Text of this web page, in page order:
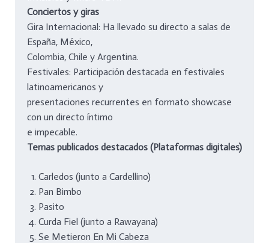
Conciertos y giras
Gira Internacional: Ha llevado su directo a salas de
España, México,
Colombia, Chile y Argentina.
Festivales: Participación destacada en festivales
latinoamericanos y
presentaciones recurrentes en formato showcase
con un directo íntimo
e impecable.
Temas publicados destacados (Plataformas digitales)
Carledos (junto a Cardellino)
Pan Bimbo
Pasito
Curda Fiel (junto a Rawayana)
Se Metieron En Mi Cabeza